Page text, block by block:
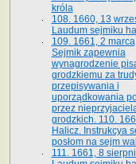
króla
108. 1660, 13
Laudum sejmiku
109. 1661, 2
Sejmik zapewnia
wynagrodzenie
grodzkiemu za
przepisywania i
uporządkowania
przez
grodzkich. 110.
Halicz. Instrukcya
posłom na sejm
111. 1661, 8